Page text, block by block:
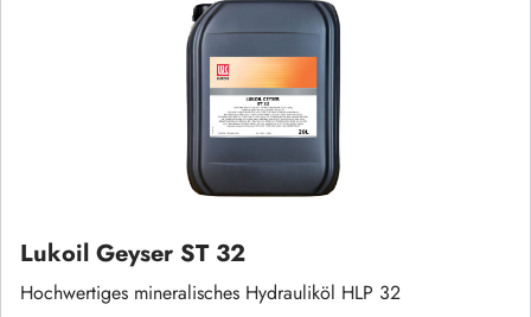
Lukoil Geyser ST 32
Hochwertiges mineralisches Hydrauliköl HLP 32